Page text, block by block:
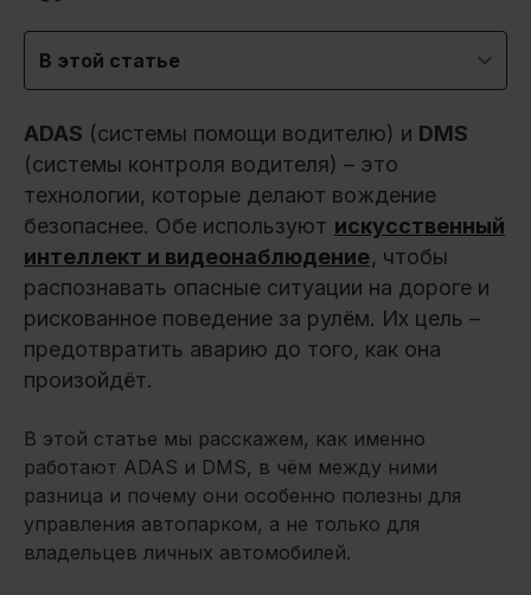
В этой статье
ADAS (системы помощи водителю) и DMS
(системы контроля водителя) – это
технологии, которые делают вождение
безопаснее. Обе используют искусственный
интеллект и видеонаблюдение, чтобы
распознавать опасные ситуации на дороге и
рискованное поведение за рулём. Их цель –
предотвратить аварию до того, как она
произойдёт.
В этой статье мы расскажем, как именно
работают ADAS и DMS, в чём между ними
разница и почему они особенно полезны для
управления автопарком, а не только для
владельцев личных автомобилей.